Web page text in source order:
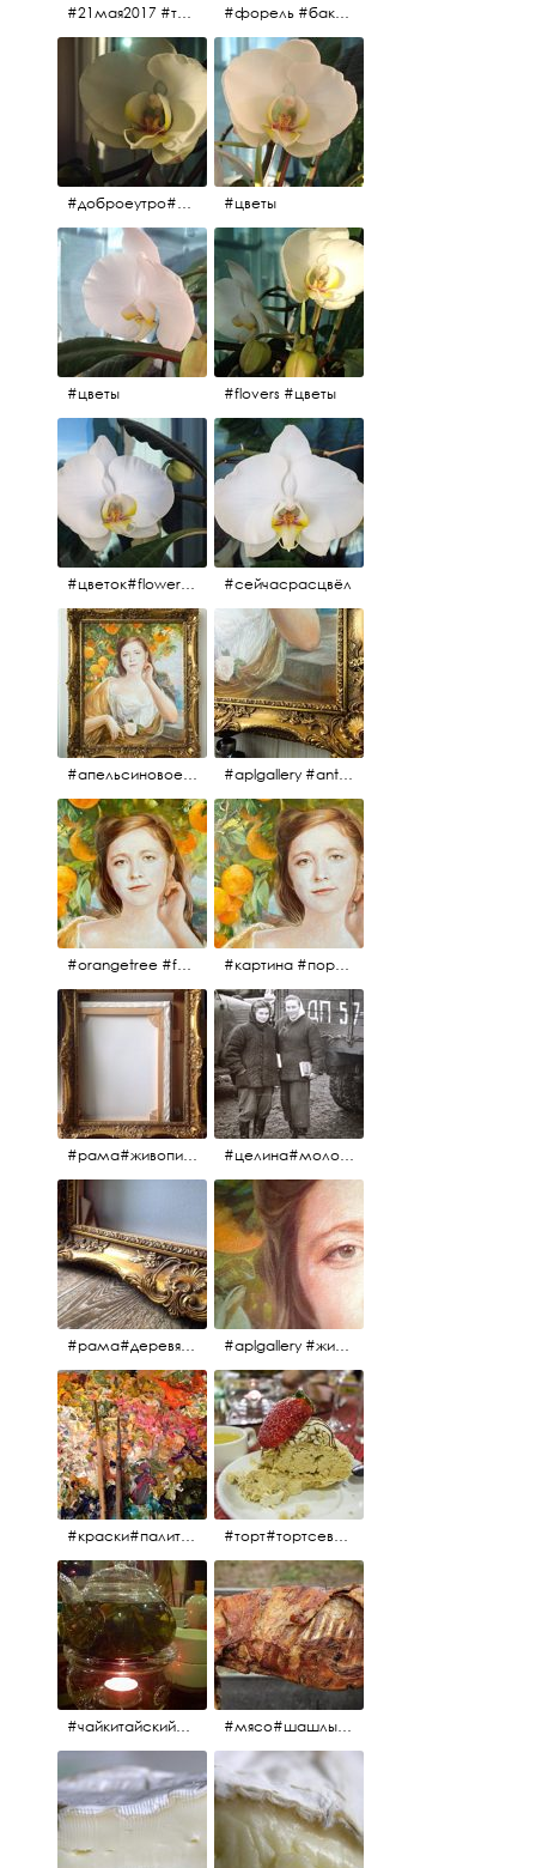
#21мая2017 #трио #цветы #форель #баклажаны #помидоры #завтрак
#доброеутро#май#солнце#цветы #майсолнцецветы #цветы
#цветы #flovers #цветы
#цветок#flowers #💜🌸 #сейчасрасцвёл
#апельсиновоедерево #плодородие #изобилие #картина #портрет #живопись #девушка #апельсиновоедерево #плодородие #рама #антикварнаярама #антиквариат #antiques #abundance #aplgallery #portrait #painting #frame #fertility #orangetree @aplgallery #aplgallery #antiques #painting #portrait #frame #antiqueframe #abundance #fertility #orangetree #антиквариат#картина#фрагмент #живопись #улыбка #девушка #портрет #рама #антикварнаярама #изобилие #плодородие #апельсиновоедерево
#orangetree #fertility #abundance #portrait #painting #живопись #портрет #картина #девушка #улыбка #aplgallery #картина #портрет #живопись #апельсиновоедерево # девушка #улыбка #изобилие #плодородие #painting #portrait #abundance #fertility #orangetree #aplgallery
#рама#живопись#антиквариат#спб#aplgallery #целина#молодёжьнацелине#комсомолки#50тыегода #50тые#СССР
#рама#деревяннаярама#антиквариат#живопись#aplgallery #aplgallery #живопись #портрет
#краски#палитра#картина#живопись#aplgallery #торт#тортсевер#север#severspb#северметрополь#безе#безесклубникой#тортвоздушный#тортсбезе#cake#meringuecake#meringuecakewithstrawberries @sever_metropol
#чайкитайский#чай#tea#teachinese @chinacook.ru #мясо#шашлык#шашлыкмашлык #пальчикиоближешь